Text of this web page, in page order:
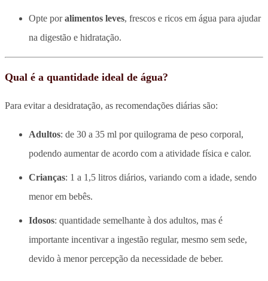
Opte poralimentos leves, frescos e ricos em água para ajudar
na digestão e hidratação.
Qual é a quantidade ideal de água?
Para evitar a desidratação, as recomendações diárias são:
Adultos: de 30 a 35 ml por quilograma de peso corporal,
podendo aumentar de acordo com a atividade física e calor.
Crianças: 1 a 1,5 litros diários, variando com a idade, sendo
menor em bebês.
Idosos: quantidade semelhante à dos adultos, mas é
importante incentivar a ingestão regular, mesmo sem sede,
devido à menor percepção da necessidade de beber.